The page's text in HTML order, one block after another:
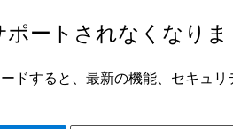
ートされなくなりま
ドすると、最新の機能、セキュ